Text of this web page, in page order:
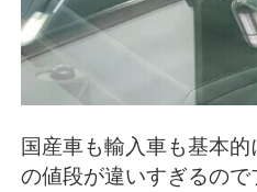
国産車も輸入車も基本
の値段が違いすぎるので